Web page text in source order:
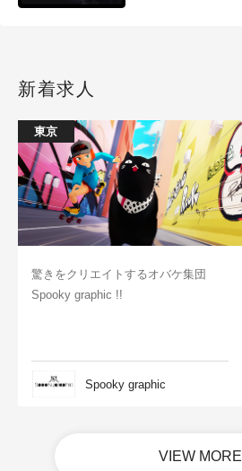
新着求人
東京
驚きをクリエイトするオバケ集団
Spooky graphic !!
Spooky graphic
VIEW MORE